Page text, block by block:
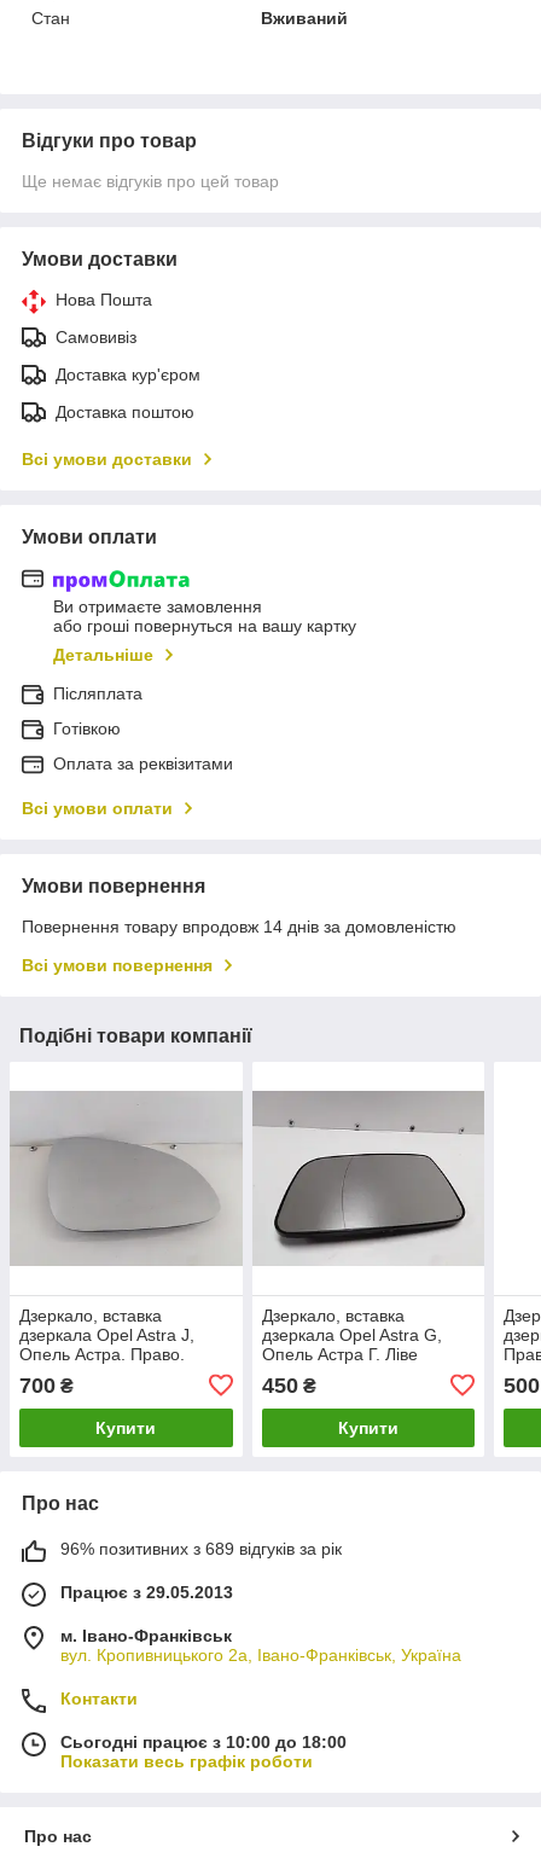
Стан
Вживаний
Відгуки про товар
Ще немає відгуків про цей товар
Умови доставки
Нова Пошта
Самовивіз
Доставка кур'єром
Доставка поштою
Всі умови доставки
Умови оплати
Ви отримаєте замовлення
або гроші повернуться на вашу картку
Детальніше
Післяплата
Готівкою
Оплата за реквізитами
Всі умови оплати
Умови повернення
Повернення товару впродовж 14 днів за домовленістю
Всі умови повернення
Подібні товари компанії
Дзеркало, вставка
дзеркала Opel Astra J,
Опель Астра. Право.
700 ₴
Купити
Дзеркало, вставка
дзеркала Opel Astra G,
Опель Астра Г. Ліве
450₴
Купити
500
Про нас
96% позитивних з 689 відгуків за рік
Працює з 29.05.2013
м. Івано-Франківськ
вул. Кропивницького 2а, Івано-Франківськ, Україна
Контакти
Сьогодні працює з 10:00 до 18:00
Показати весь графік роботи
Про нас